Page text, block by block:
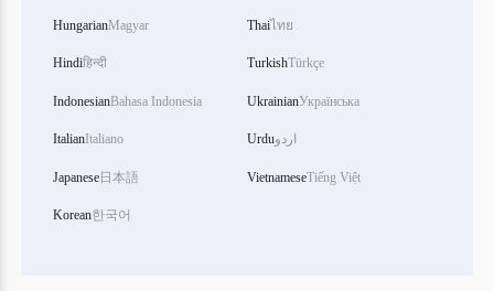
HungarianMagyar
Hindiहिन्दी
IndonesianBahasa Indonesia
ItalianItaliano
Japanese日本語
Korean한국어
Thaiไทย
TurkishTürkçe
UkrainianУкраїнська
Urduاردو
VietnameseTiếng Việt